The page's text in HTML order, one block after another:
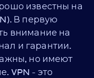
известны на
В первую
внимание на
и гарантии.
но имеют
VPN - это